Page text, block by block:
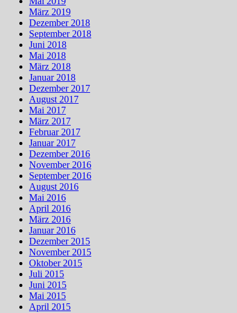
März 2019
Dezember 2018
September 2018
Juni 2018
Mai 2018
März 2018
Januar 2018
Dezember 2017
August 2017
Mai 2017
März 2017
Februar 2017
Januar 2017
Dezember 2016
November 2016
September 2016
August 2016
Mai 2016
April 2016
März 2016
Januar 2016
Dezember 2015
November 2015
Oktober 2015
Juli 2015
Juni 2015
Mai 2015
April 2015